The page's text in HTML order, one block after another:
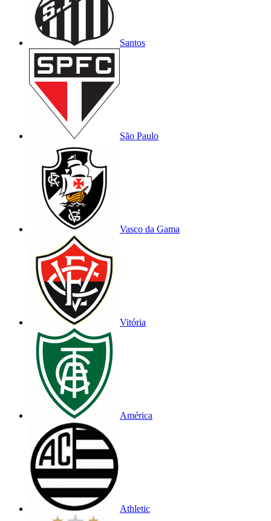
Santos
São Paulo
Vasco da Gama
Vitória
América
Athletic